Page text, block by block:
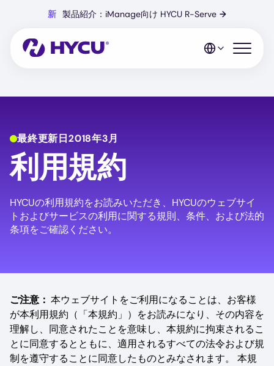
content
新 製品紹介：iManage向け HYCU R-Serve →
Open
最終更新日2018年3月
利用規約
HYCUの利用規約をお読みいただき、HYCUのウェブサイ
トおよびサービスの利用に関する規則、条件、および法的
条項をご確認ください。
ご注意： 本ウェブサイトをご利用になることは、お客様
が本利用規約（「本規約」）をお読みになり、その内容を
理解し、同意されたことを意味し、本規約に拘束されるこ
とに同意するとともに、適用されるすべての法令および規
制を遵守することに同意したものとみなされます。 本規